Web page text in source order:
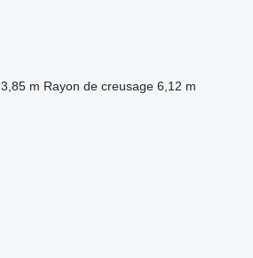
3,85 m Rayon de creusage 6,12 m